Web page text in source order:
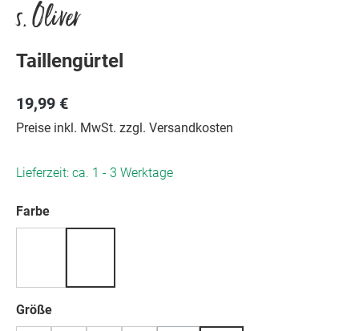
s. Oliver
Taillengürtel
19,99 €
Preise inkl. MwSt. zzgl. Versandkosten
Lieferzeit: ca. 1 - 3 Werktage
Farbeauswählen
Größeauswählen